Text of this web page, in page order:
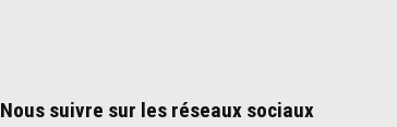
Nous suivre sur les réseaux sociaux